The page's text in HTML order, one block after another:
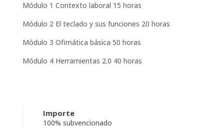
Módulo 1 Contexto laboral 15 horas
Módulo 2 El teclado y sus funciones 20 horas
Módulo 3 Ofimática básica 50 horas
Módulo 4 Herramientas 2.0 40 horas
Importe
100% subvencionado